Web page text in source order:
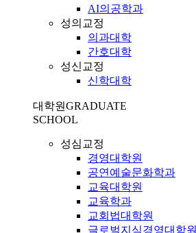
AI의공학과
성의교정
의과대학
간호대학
성신교정
신학대학
대학원GRADUATE
SCHOOL
성심교정
경영대학원
공연예술문화학과
교육대학원
교육학과
교회법대학원
글로벌지식경영대학원